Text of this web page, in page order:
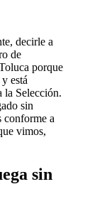
decirle a
de
porque
está
la Selección.
sin
conforme a
vimos,
sin